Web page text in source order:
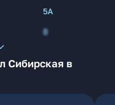
5А
8
Сибирская в